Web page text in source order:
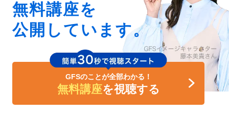
無料講座を
公開しています。
GFSのことが全部わかる！
無料講座を視聴する